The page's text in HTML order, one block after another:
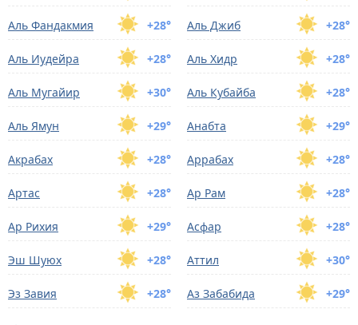
+28°
Аль Фандакмия +28°
Аль Джиб
+28°
Аль Иудейра +28°
Аль Хидр
+30°
Аль Мугайир +28°
Аль Кубайба
+29°
Аль Ямун +29°
Анабта
+28°
Акрабах +28°
Аррабах
+28°
Артас +28°
Ар Рам
+29°
Ар Рихия +28°
Асфар
+28°
Эш Шуюх +30°
Аттил
+28°
Эз Завия +29°
Аз Забабида